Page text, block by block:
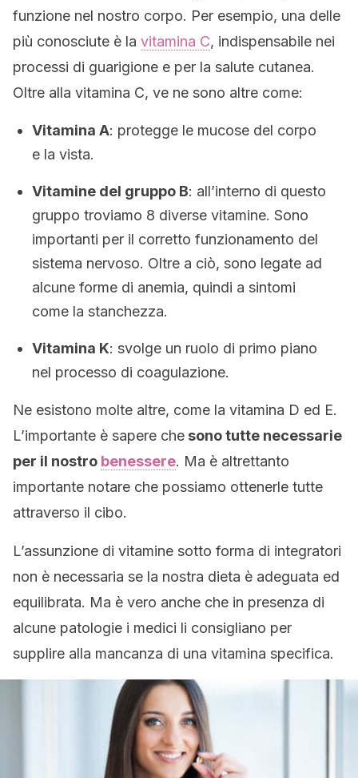
funzione nel nostro corpo. Per esempio, una delle
più conosciute è la vitamina C, indispensabile nei
processi di guarigione e per la salute cutanea.
Oltre alla vitamina C, ve ne sono altre come:
Vitamina A: protegge le mucose del corpo
e la vista.
Vitamine del gruppo B: all’interno di questo
gruppo troviamo 8 diverse vitamine. Sono
importanti per il corretto funzionamento del
sistema nervoso. Oltre a ciò, sono legate ad
alcune forme di anemia, quindi a sintomi
come la stanchezza.
Vitamina K: svolge un ruolo di primo piano
nel processo di coagulazione.
Ne esistono molte altre, come la vitamina D ed E.
L’importante è sapere che sono tutte necessarie
per il nostro benessere. Ma è altrettanto
importante notare che possiamo ottenerle tutte
attraverso il cibo.
L’assunzione di vitamine sotto forma di integratori
non è necessaria se la nostra dieta è adeguata ed
equilibrata. Ma è vero anche che in presenza di
alcune patologie i medici li consigliano per
supplire alla mancanza di una vitamina specifica.